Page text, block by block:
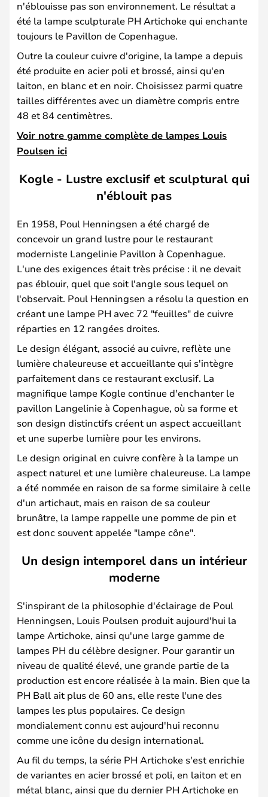
n'éblouisse pas son environnement. Le résultat a
été la lampe sculpturale PH Artichoke qui enchante
toujours le Pavillon de Copenhague.
Outre la couleur cuivre d'origine, la lampe a depuis
été produite en acier poli et brossé, ainsi qu'en
laiton, en blanc et en noir. Choisissez parmi quatre
tailles différentes avec un diamètre compris entre
48 et 84 centimètres.
Voir notre gamme complète de lampes Louis
Poulsen ici
Kogle - Lustre exclusif et sculptural qui
n'éblouit pas
En 1958, Poul Henningsen a été chargé de
concevoir un grand lustre pour le restaurant
moderniste Langelinie Pavillon à Copenhague.
L'une des exigences était très précise : il ne devait
pas éblouir, quel que soit l'angle sous lequel on
l'observait. Poul Henningsen a résolu la question en
créant une lampe PH avec 72 "feuilles" de cuivre
réparties en 12 rangées droites.
Le design élégant, associé au cuivre, reflète une
lumière chaleureuse et accueillante qui s'intègre
parfaitement dans ce restaurant exclusif. La
magnifique lampe Kogle continue d'enchanter le
pavillon Langelinie à Copenhague, où sa forme et
son design distinctifs créent un aspect accueillant
et une superbe lumière pour les environs.
Le design original en cuivre confère à la lampe un
aspect naturel et une lumière chaleureuse. La lampe
a été nommée en raison de sa forme similaire à celle
d'un artichaut, mais en raison de sa couleur
brunâtre, la lampe rappelle une pomme de pin et
est donc souvent appelée "lampe cône".
Un design intemporel dans un intérieur
moderne
S'inspirant de la philosophie d'éclairage de Poul
Henningsen, Louis Poulsen produit aujourd'hui la
lampe Artichoke, ainsi qu'une large gamme de
lampes PH du célèbre designer. Pour garantir un
niveau de qualité élevé, une grande partie de la
production est encore réalisée à la main. Bien que la
PH Ball ait plus de 60 ans, elle reste l'une des
lampes les plus populaires. Ce design
mondialement connu est aujourd'hui reconnu
comme une icône du design international.
Au fil du temps, la série PH Artichoke s'est enrichie
de variantes en acier brossé et poli, en laiton et en
métal blanc, ainsi que du dernier PH Artichoke en